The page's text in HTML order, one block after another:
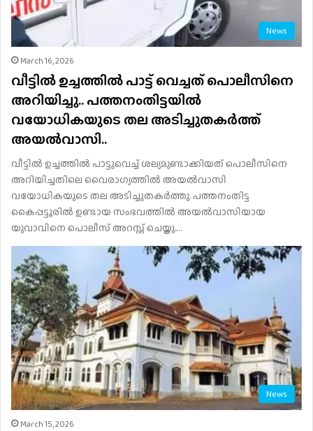
News
March 16, 2026
വീട്ടിൽ ഉച്ചത്തിൽ പാട്ട് വെച്ചത് പൊലീസിനെ
അറിയിച്ചു.. പത്തനംതിട്ടയിൽ
വയോധികയുടെ തല അടിച്ചുതകർത്ത്
അയൽവാസി..
വീട്ടിൽ ഉച്ചത്തിൽ പാട്ടുവെച്ച് ശല്യമുണ്ടാക്കിയത് പൊലീസിനെ
അറിയിച്ചതിലെ വൈരാഗ്യത്തിൽ അയൽവാസി
വയോധികയുടെ തല അടിച്ചുതകർത്തു. പത്തനംതിട്ട
കൈപ്പട്ടൂരിൽ ഉണ്ടായ സംഭവത്തിൽ അയൽവാസിയായ
യുവാവിനെ പൊലീസ് അറസ്റ്റ് ചെയ്തു.…
News
March 15, 2026